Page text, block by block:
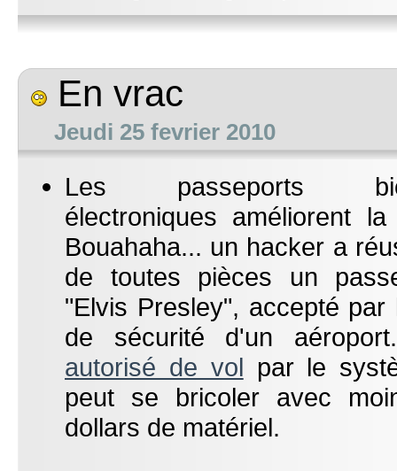
En vrac
Jeudi 25 fevrier 2010
Les passeports
électroniques améliorent
Bouahaha... un hacker a
de toutes pièces un
"Elvis Presley", accepté par
de sécurité d'un
autorisé de vol par le
peut se bricoler avec
dollars de matériel.